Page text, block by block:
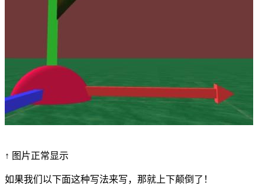
↑ 图片正常显示
如果我们以下面这种写法来写，那就上下颠倒了！